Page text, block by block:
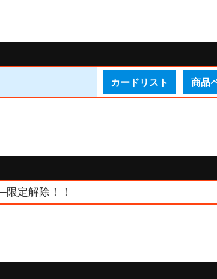
カードリスト 商品
限定解除！！